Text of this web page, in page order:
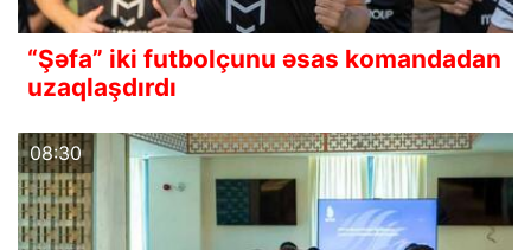
“Şəfa” iki futbolçunu əsas komandadan
uzaqlaşdırdı
08:30